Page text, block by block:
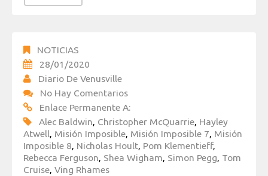
NOTICIAS
28/01/2020
Diario De Venusville
No Hay Comentarios
Enlace Permanente A:
Alec Baldwin, Christopher McQuarrie, Hayley
Atwell, Misión Imposible, Misión Imposible 7, Misión
Imposible 8, Nicholas Hoult, Pom Klementieff,
Rebecca Ferguson, Shea Wigham, Simon Pegg, Tom
Cruise, Ving Rhames